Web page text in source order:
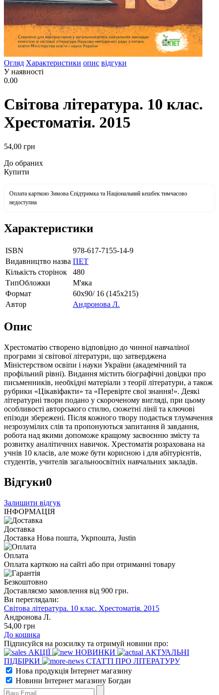
Огляд Характеристики опис відгуки
У наявності
0.00
Світова література. 10 клас.
Хрестоматія. 2015
54,00 грн
До обраних
Купити
Оплата карткою Зимова Єпідтримка та Національний кешбек тимчасово
недоступна
Характеристики
ISBN
978-617-7155-14-9
Видавництво назва ПЕТ
Кількість сторінок
480
ТипОбложки
М'яка
Формат
60х90/ 16 (145х215)
Автор
Андронова Л.
Опис
Хрестоматію створено відповідно до чинної навчаліної
програми зі світової літератури, що затверджена
Міністерством освіпи і науки України (академічний та
профільний рівні). Видання містить біографічні довідки про
письменників, необхідні матеріали з теорії літератури, а також
рубрики «Цікавіфакти» та «Перевірте свої знання!». Деякі
літературні твори подано у скороченому вигляді, при цьому
особливості авторського стилю, сюжетні лінії та ключові
епізоди збережені. Після кожного твору подається тлумачення
незрозумілих слів та пропонуються запитання й завдання,
робота над якими допоможе кращому засвоєнню змісту та
розвитку аналітичних навичок. Хрестоматія розрахована на
учнів 10 класів, але може бути корисною і для абітурієнтів,
студентів, учителів загальноосвітніх навчальних закладів.
Відгуки0
Залишити відгук
ІНФОРМАЦІЯ
Доставка
Доставка Нова пошта, Укрпошта, Justin
Оплата
Оплата карткою на сайті або при отриманні товару
Безкоштовно
Доставляємо замовлення від 900 грн.
Ви переглядали:
Світова література. 10 клас. Хрестоматія. 2015
Андронова Л.
54,00 грн
До кошика
Підписуйся на розсилку та отримуй новини про:
АКЦІЇ
НОВИНКИ
АКТУАЛЬНІ
ПІДБІРКИ
СТАТТІ ПРО ЛІТЕРАТУРУ
Нова продукція Інтернет магазину
Новини Інтернет магазину Богдан